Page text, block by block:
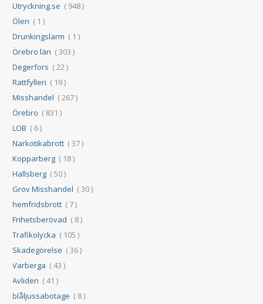
Utryckning.se ( 948 )
Ölen ( 1 )
Drunkingslarm ( 1 )
Örebro län ( 303 )
Degerfors ( 22 )
Rattfylleri ( 19 )
Misshandel ( 267 )
Örebro ( 831 )
LOB ( 6 )
Narkotikabrott ( 37 )
Kopparberg ( 18 )
Hallsberg ( 50 )
Grov Misshandel ( 30 )
hemfridsbrott ( 7 )
Frihetsberövad ( 8 )
Trafikolycka ( 105 )
Skadegörelse ( 36 )
Varberga ( 43 )
Avliden ( 41 )
blåljussabotage ( 8 )